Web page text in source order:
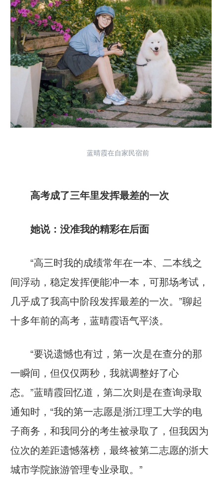
蓝晴霞在自家民宿前
高考成了三年里发挥最差的一次
她说：没准我的精彩在后面
“高三时我的成绩常年在一本、二本线之
间浮动，稳定发挥便能冲一本，可那场考试，
几乎成了我高中阶段发挥最差的一次。”聊起
十多年前的高考，蓝晴霞语气平淡。
“要说遗憾也有过，第一次是在查分的那
一瞬间，但仅仅两秒，我就调整好了心
态。”蓝晴霞回忆道，第二次则是在查询录取
通知时，“我的第一志愿是浙江理工大学的电
子商务，和我同分的考生被录取了，但我因为
位次的差距遗憾落榜，最终被第二志愿的浙大
城市学院旅游管理专业录取。”